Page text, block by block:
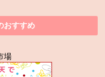
おすすめ
場